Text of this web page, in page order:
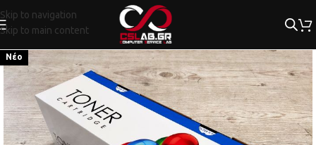
Skip to navigation
Skip to main content
Νέο